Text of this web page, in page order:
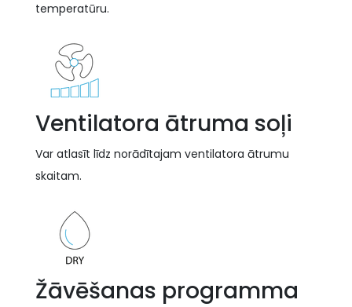
temperatūru.
Ventilatora ātruma soļi
Var atlasīt līdz norādītajam ventilatora ātrumu
skaitam.
Žāvēšanas programma